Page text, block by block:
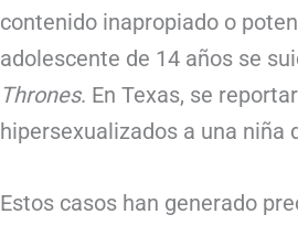
contenido inapropiado o
adolescente de 14 años se
Thrones. En Texas, se
hipersexualizados a una niña
Estos casos han generado